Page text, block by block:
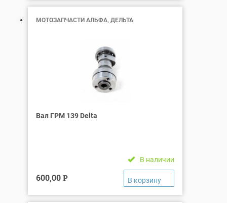
МОТОЗАПЧАСТИ АЛЬФА, ДЕЛЬТА
Вал ГРМ 139 Delta
В наличии
600,00 Р